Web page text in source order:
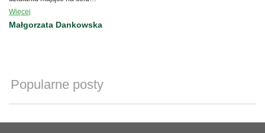
przeciwdziałanie negatywnym
skutkom pandemii koronawirusa.
Więcej
Małgorzata Dankowska
Popularne posty